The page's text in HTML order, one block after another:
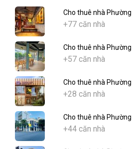
Cho thuê nhà Phường
+77 căn nhà
Cho thuê nhà Phường
+57 căn nhà
Cho thuê nhà Phường
+28 căn nhà
Cho thuê nhà Phường
+44 căn nhà